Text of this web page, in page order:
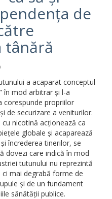
de
tânără
a acaparat conceptul
în mod arbitrar și l-a
corespunde propriilor
de securizare a veniturilor.
nicotină acționează ca
globale și acaparează
încrederea tinerilor, se
dovezi care indică în mod
tutunului nu reprezintă
mai degrabă forme de
și de un fundament
sănătății publice.